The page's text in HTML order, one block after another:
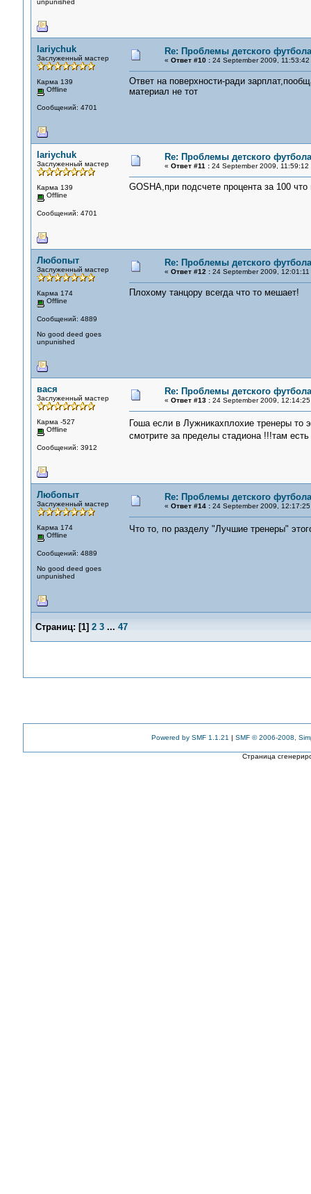
lariychuk
Заслуженный мастер
Карма 139
Offline
Сообщений: 4701
Re: Проблемы детского футбола
« Ответ #10 :24 September 2009, 11:53:42
Ответ на поверхности-ради
материал не тот
lariychuk
Заслуженный мастер
Карма 139
Offline
Сообщений: 4701
Re: Проблемы детского футбола
« Ответ #11 :24 September 2009, 11:59:12
GOSHA,при подсчете процента за 100 что
Любопыт
Заслуженный мастер
Карма 174
Offline
Сообщений: 4889
No good deed goes
unpunished
Re: Проблемы детского футбола
« Ответ #12 :24 September 2009, 12:01:11
Плохому танцору всегда что то мешает!
вася
Заслуженный мастер
Карма -527
Offline
Сообщений: 3912
Re: Проблемы детского футбола
« Ответ #13 :24 September 2009, 12:14:25
Гоша если в Лужникахплохие тренеры
смотрите за пределы стадиона !!!там
Любопыт
Заслуженный мастер
Карма 174
Offline
Сообщений: 4889
No good deed goes
unpunished
Re: Проблемы детского футбола
« Ответ #14 :24 September 2009, 12:17:25
Что то, по разделу "Лучшие тренеры"
Страниц: [1] 2 3 ... 47
Powered by SMF 1.1.21 | SMF © 2006-2008,
Страница